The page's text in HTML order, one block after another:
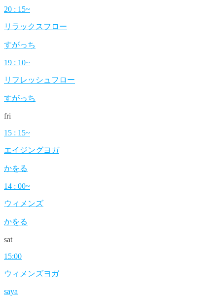
20 : 15~
リラックスフロー
すがっち
19 : 10~
リフレッシュフロー
すがっち
fri
15 : 15~
エイジングヨガ
かをる
14 : 00~
ウィメンズ
かをる
sat
15:00
ウィメンズヨガ
saya